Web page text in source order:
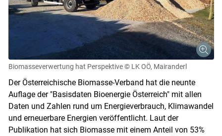
Biomasseverwertung hat Perspektive © LK OÖ, Mairanderl
Der Österreichische Biomasse-Verband hat die neunte
Auflage der "Basisdaten Bioenergie Österreich" mit allen
Daten und Zahlen rund um Energieverbrauch, Klimawandel
und erneuerbare Energien veröffentlicht. Laut der
Publikation hat sich Biomasse mit einem Anteil von 53%